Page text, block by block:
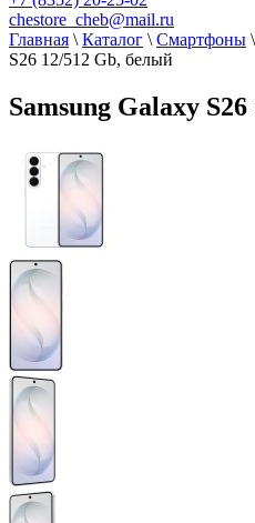
chestore_cheb@mail.ru
Главная \ Каталог \ Смартфоны \
S26 12/512 Gb, белый
Samsung Galaxy